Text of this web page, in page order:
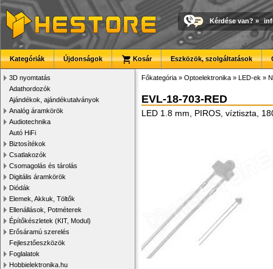
Kérdése van? »
Kategóriák Újdonságok Kosár Eszközök, szolgáltatások
3D nyomtatás
Adathordozók
Ajándékok, ajándékutalványok
Analóg áramkörök
Audiotechnika
Autó HiFi
Biztosítékok
Csatlakozók
Csomagolás és tárolás
Digitális áramkörök
Diódák
Elemek, Akkuk, Töltők
Ellenállások, Potméterek
Építőkészletek (KIT, Modul)
Erősáramú szerelés
Fejlesztőeszközök
Foglalatok
Hobbielektronika.hu
Főkategória » Optoelektronika » LED-ek »
EVL-18-703-RED
LED 1.8 mm, PIROS, víztiszta,